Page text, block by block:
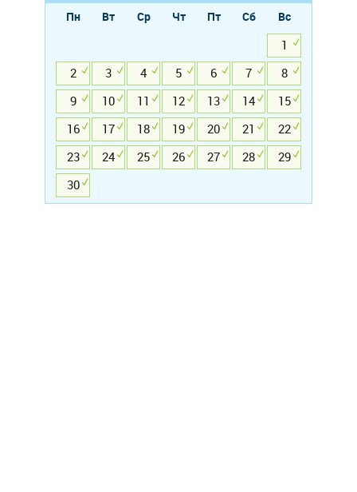
Пн Вт Ср Чт Пт Сб
Вс
1
2
3 4 5 6 7
8
9
10 11 12 13 14
15
16
17 18 19 20 21
22
23
24 25 26 27 28
29
30